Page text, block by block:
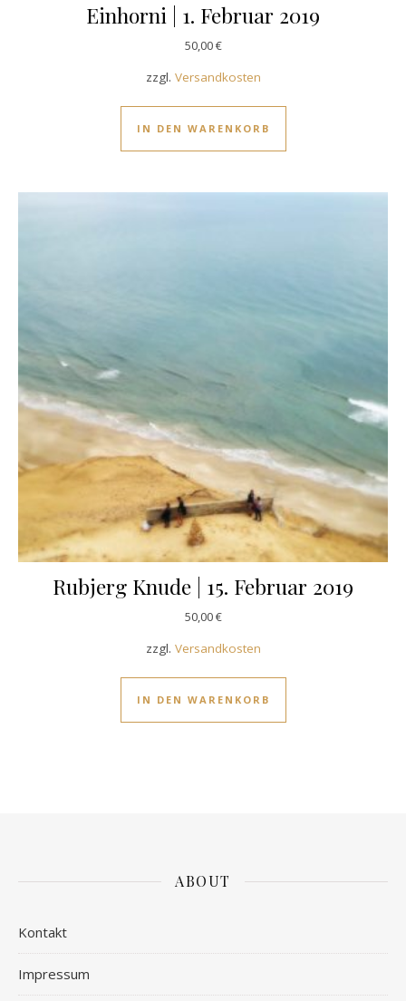
Einhorni | 1. Februar 2019
50,00€
zzgl. Versandkosten
IN DEN WARENKORB
Rubjerg Knude | 15. Februar 2019
50,00€
zzgl. Versandkosten
IN DEN WARENKORB
ABOUT
Kontakt
Impressum